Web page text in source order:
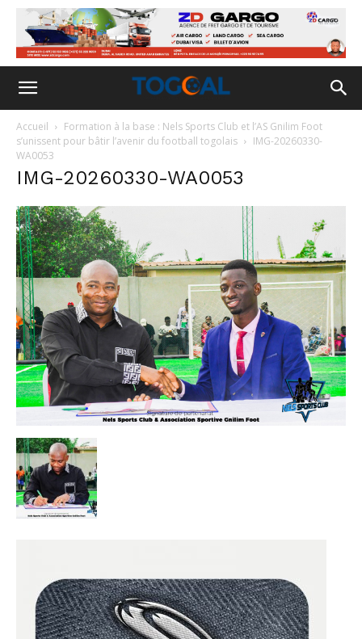
Accueil
Formation à la base : Nels Sports Club et l’AS Gnilim Foot
s’unissent pour bâtir l’avenir du football togolais
IMG-20260330-
WA0053
IMG-20260330-WA0053